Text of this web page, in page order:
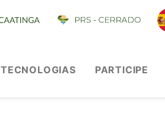
TECNOLOGIAS PARTICIPE